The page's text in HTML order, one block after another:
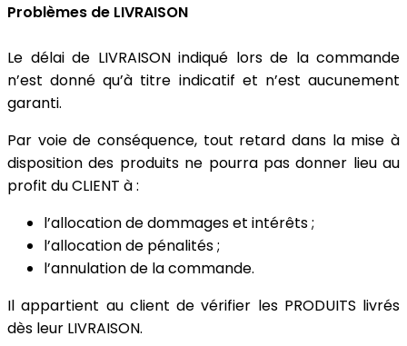
Problèmes de LIVRAISON
Le délai de LIVRAISON indiqué lors de la commande
n’est donné qu’à titre indicatif et n’est aucunement
garanti.
Par voie de conséquence, tout retard dans la mise à
disposition des produits ne pourra pas donner lieu au
profit du CLIENT à :
l’allocation de dommages et intérêts ;
l’allocation de pénalités ;
l’annulation de la commande.
Il appartient au client de vérifier les PRODUITS livrés
dès leur LIVRAISON.